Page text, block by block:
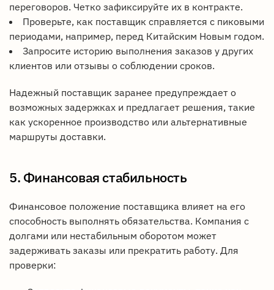
переговоров. Четко зафиксируйте их в контракте.
Проверьте, как поставщик справляется с пиковыми
периодами, например, перед Китайским Новым годом.
Запросите историю выполнения заказов у других
клиентов или отзывы о соблюдении сроков.
Надежный поставщик заранее предупреждает о
возможных задержках и предлагает решения, такие
как ускоренное производство или альтернативные
маршруты доставки.
5. Финансовая стабильность
Финансовое положение поставщика влияет на его
способность выполнять обязательства. Компания с
долгами или нестабильным оборотом может
задерживать заказы или прекратить работу. Для
проверки: